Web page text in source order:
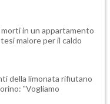
in un appartamento
malore per il caldo
della limonata rifiutano
"Vogliamo